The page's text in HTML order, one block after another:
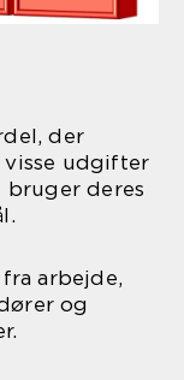
der
udgifter
bruger deres
arbejde,
og